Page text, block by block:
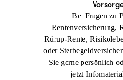
Vorsorge
Bei Fragen zu
Rentenversicherung,
Rürup-Rente,
oder
Sie gerne persönlich
jetzt